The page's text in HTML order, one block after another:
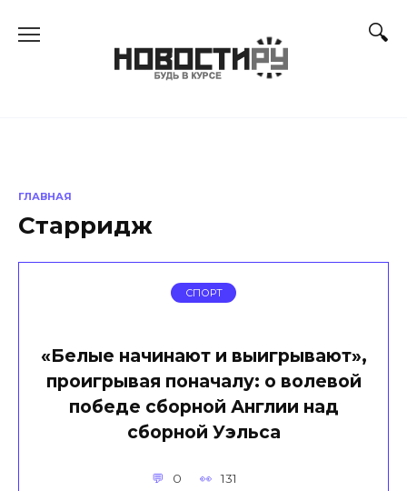
ГЛАВНАЯ
Старридж
СПОРТ
«Белые начинают и выигрывают»,
проигрывая поначалу: о волевой
победе сборной Англии над
сборной Уэльса
0 131